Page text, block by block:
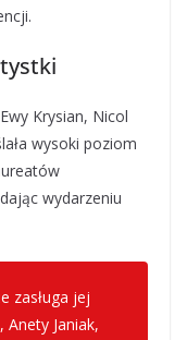
Krysian, Nicol
wysoki poziom
wydarzeniu
zasługa jej
Janiak,